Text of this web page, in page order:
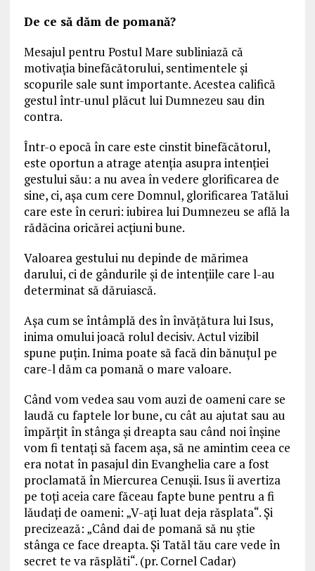
De ce să dăm de pomană?
Mesajul pentru Postul Mare subliniază că
motivaţia binefăcătorului, sentimentele şi
scopurile sale sunt importante. Acestea califică
gestul într-unul plăcut lui Dumnezeu sau din
contra.
Într-o epocă în care este cinstit binefăcătorul,
este oportun a atrage atenţia asupra intenţiei
gestului său: a nu avea în vedere glorificarea de
sine, ci, aşa cum cere Domnul, glorificarea Tatălui
care este în ceruri: iubirea lui Dumnezeu se află la
rădăcina oricărei acţiuni bune.
Valoarea gestului nu depinde de mărimea
darului, ci de gândurile şi de intenţiile care l-au
determinat să dăruiască.
Aşa cum se întâmplă des în învăţătura lui Isus,
inima omului joacă rolul decisiv. Actul vizibil
spune puţin. Inima poate să facă din bănuţul pe
care-l dăm ca pomană o mare valoare.
Când vom vedea sau vom auzi de oameni care se
laudă cu faptele lor bune, cu cât au ajutat sau au
împărţit în stânga şi dreapta sau când noi înşine
vom fi tentaţi să facem aşa, să ne amintim ceea ce
era notat în pasajul din Evanghelia care a fost
proclamată în Miercurea Cenuşii. Isus îi avertiza
pe toţi aceia care făceau fapte bune pentru a fi
lăudaţi de oameni: „V-aţi luat deja răsplata“. Şi
precizează: „Când dai de pomană să nu ştie
stânga ce face dreapta. Şi Tatăl tău care vede în
secret te va răsplăti“. (pr. Cornel Cadar)